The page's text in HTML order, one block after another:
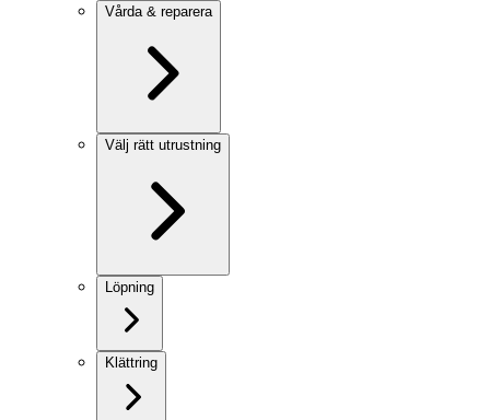
Vårda & reparera
Välj rätt utrustning
Löpning
Klättring